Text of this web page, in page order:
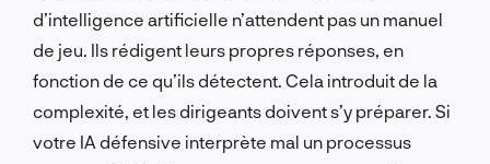
d’intelligence artificielle n’attendent pas un manuel
de jeu. Ils rédigent leurs propres réponses, en
fonction de ce qu’ils détectent. Cela introduit de la
complexité, et les dirigeants doivent s’y préparer. Si
votre IA défensive interprète mal un processus